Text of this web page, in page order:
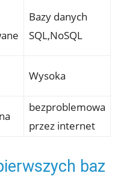
Bazy⁢ danych
SQL,NoSQL
Wysoka
bezproblemowa
przez internet
baz